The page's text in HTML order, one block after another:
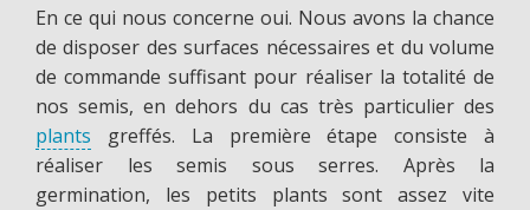
En ce qui nous concerne oui. Nous avons la chance
de disposer des surfaces nécessaires et du volume
de commande suffisant pour réaliser la totalité de
nos semis, en dehors du cas très particulier des
plants greffés. La première étape consiste à
réaliser les semis sous serres. Après la
germination, les petits plants sont assez vite